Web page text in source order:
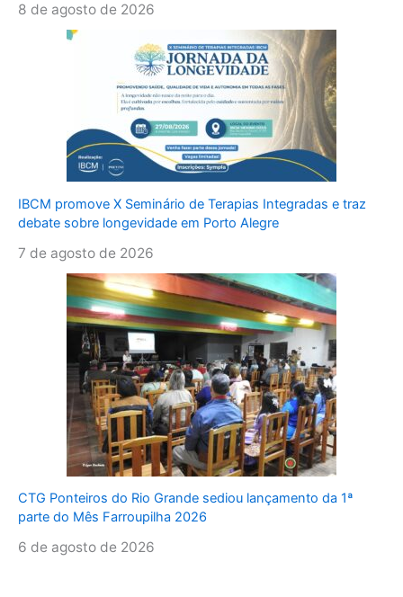
8 de agosto de 2026
IBCM promove X Seminário de Terapias Integradas e traz
debate sobre longevidade em Porto Alegre
7 de agosto de 2026
CTG Ponteiros do Rio Grande sediou lançamento da 1ª
parte do Mês Farroupilha 2026
6 de agosto de 2026